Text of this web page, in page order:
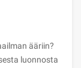
ääriin?
luonnosta